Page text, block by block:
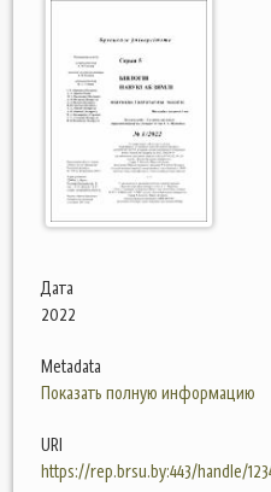
Дата
2022
Metadata
Показать полную информацию
URI
https://rep.brsu.by:443/handle/